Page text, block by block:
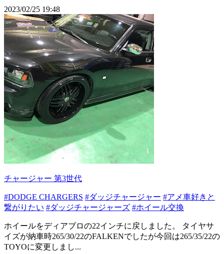
2023/02/25 19:48
チャージャー 第3世代
#DODGE CHARGERS #ダッジチャージャー #アメ車好きと
繋がりたい #ダッジチャージャーズ #ホイール交換
ホイールをディアブロの22インチに戻しました。 タイヤサ
イズが納車時265/30/22のFALKENでしたが今回は265/35/22の
TOYOに変更しまし...